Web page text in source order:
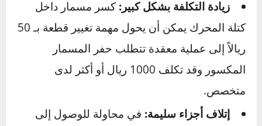
قد يدفعك الإحباط إلى استخدام القوة المفرطة أو
اتخاذ قرارات متسرعة. هذا النهج نادراً ما ينجح،
وغالباً ما يؤدي إلى عواقب وخيمة: